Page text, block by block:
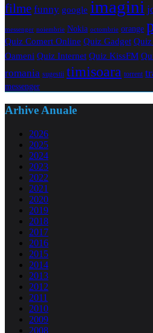
filme funny google imagini
messenger noiembrie Nokia octombrie orange
Quiz Comert Online Quiz Gadget
Oameni Quiz Internet Quiz KissFM
romania sugestii timisoara torrent
messenger
Arhive Anuale
2026
2025
2024
2023
2022
2021
2020
2019
2018
2017
2016
2015
2014
2013
2012
2011
2010
2009
2008